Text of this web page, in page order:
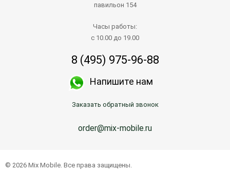
павильон 154
Часы работы:
с 10.00 до 19.00
8 (495) 975-96-88
Напишите нам
Заказать обратный звонок
order@mix-mobile.ru
© 2026 Mix Mobile. Все права защищены.